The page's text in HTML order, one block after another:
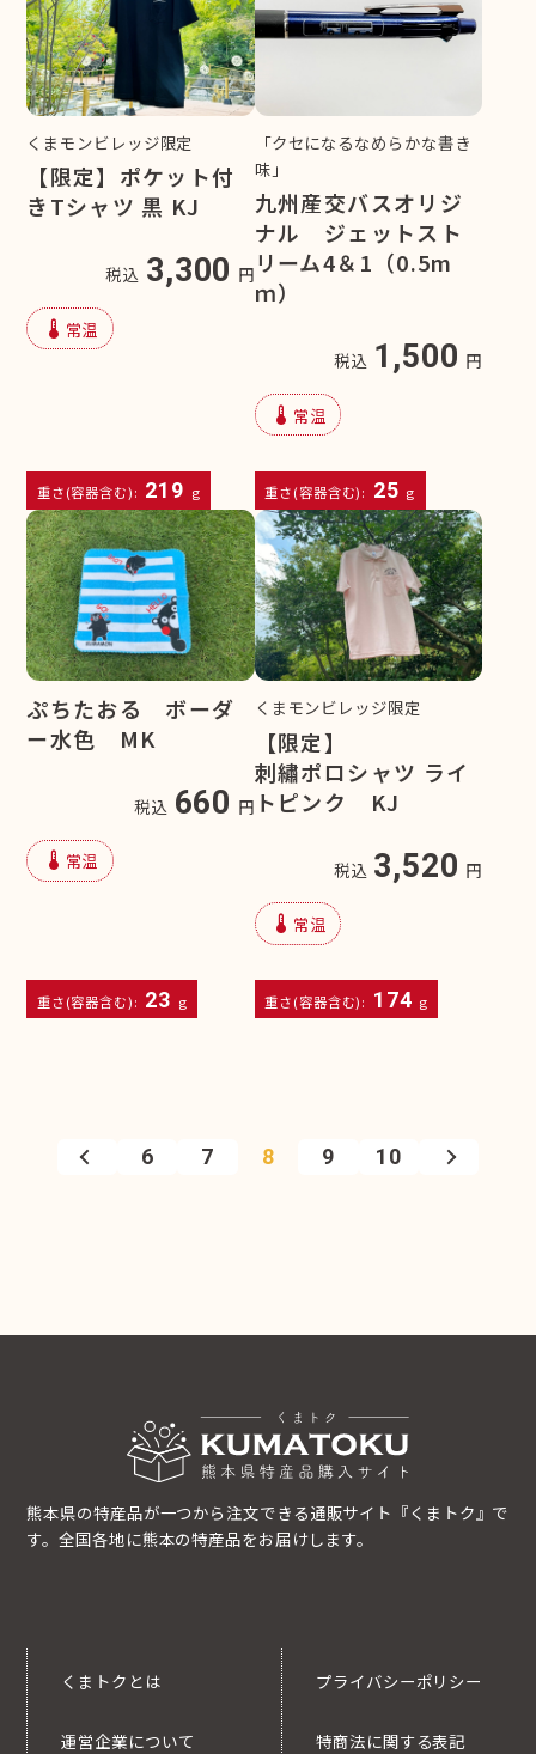
くまモンビレッジ限定
【限定】ポケット付
きTシャツ 黒 KJ
税込 3,300 円
device_thermostat 常温
重さ(容器含む): 219 g
「クセになるなめらかな書き
味」
九州産交バスオリジ
ナル ジェットスト
リーム4＆1（0.5m
ｍ）
税込 1,500 円
device_thermostat 常温
重さ(容器含む): 25 g
ぷちたおる ボーダ
ー水色 MK
税込 660 円
device_thermostat 常温
重さ(容器含む): 23 g
くまモンビレッジ限定
【限定】
刺繡ポロシャツ ライ
トピンク KJ
税込 3,520 円
device_thermostat 常温
重さ(容器含む): 174 g
6 7 8 9 10
熊本県の特産品が一つから注文できる通販サイト『くまトク』で
す。全国各地に熊本の特産品をお届けします。
くまトクとは
運営企業について
プライバシーポリシー
特商法に関する表記